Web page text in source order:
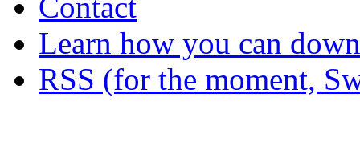
Learn how you can
RSS (for the moment,